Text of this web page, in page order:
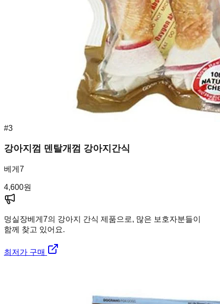
#3
강아지껌 덴탈개껌 강아지간식
베게7
4,600원
멍실장베게7의 강아지 간식 제품으로, 많은 보호자분들이
함께 찾고 있어요.
최저가 구매